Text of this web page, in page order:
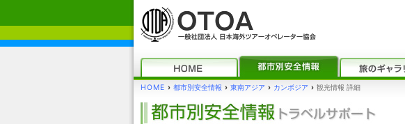
HOME › 都市別安全情報 › 東南アジア › カンボジア › 観光情報 詳細